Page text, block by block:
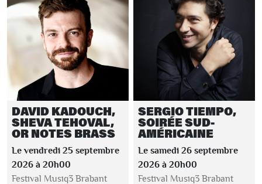
DAVID KADOUCH,
SHEVA TEHOVAL,
OR NOTES BRASS
Le vendredi 25 septembre
2026 à 20h00
Festival Musiq3 Brabant
SERGIO TIEMPO,
SOIRÉE SUD-
AMÉRICAINE
Le samedi 26 septembre
2026 à 20h00
Festival Musiq3 Brabant